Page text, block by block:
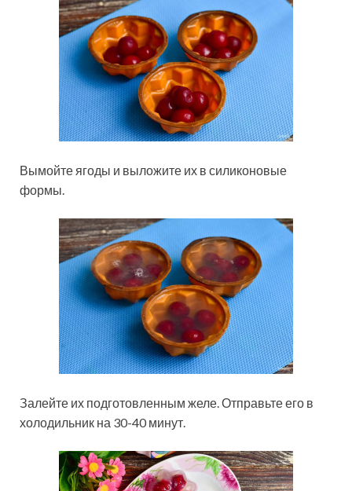
Вымойте ягоды и выложите их в силиконовые
формы.
Залейте их подготовленным желе. Отправьте его в
холодильник на 30-40 минут.